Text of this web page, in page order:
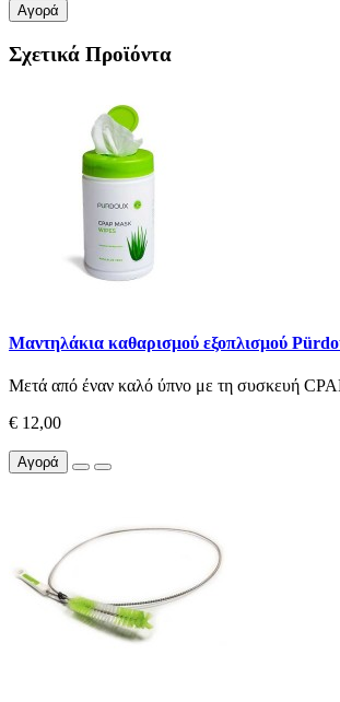
Αγορά
Σχετικά Προϊόντα
Μαντηλάκια καθαρισμού εξοπλισμού
Μετά από έναν καλό ύπνο με τη συσκευή
€ 12,00
Αγορά